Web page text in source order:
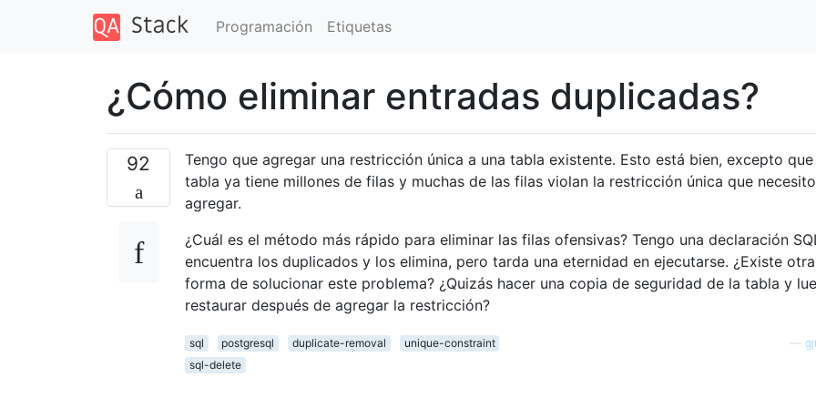
Programación Etiquetas
¿Cómo eliminar entradas duplicadas?
92
Tengo que agregar una restricción única a una tabla existente. Esto está bien, excepto que
tabla ya tiene millones de filas y muchas de las filas violan la restricción única que necesito
agregar.
¿Cuál es el método más rápido para eliminar las filas ofensivas? Tengo una declaración
encuentra los duplicados y los elimina, pero tarda una eternidad en ejecutarse. ¿Existe otra
forma de solucionar este problema? ¿Quizás hacer una copia de seguridad de la tabla y
restaurar después de agregar la restricción?
sql postgresql duplicate-removal
unique-constraint
sql-delete